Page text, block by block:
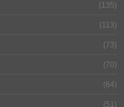
(135)
(113)
(73)
(70)
(64)
(51)